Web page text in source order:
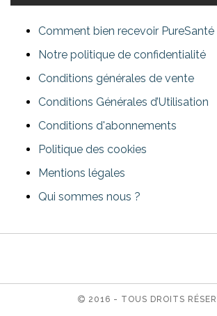
Comment bien recevoir PureSanté
Notre politique de confidentialité
Conditions générales de vente
Conditions Générales d’Utilisation
Conditions d'abonnements
Politique des cookies
Mentions légales
Qui sommes nous ?
2016 - TOUS DROITS